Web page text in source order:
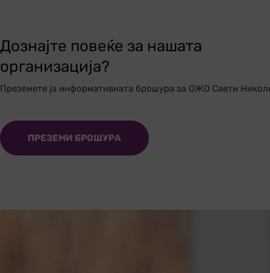
Дознајте повеќе за нашата
организација?
Преземете ја информативната брошура за ОЖО Свети
ПРЕЗЕМИ БРОШУРА